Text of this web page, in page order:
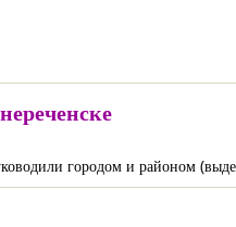
городом и районом